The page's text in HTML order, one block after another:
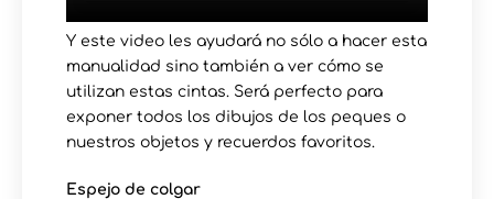
Y este video les ayudará no sólo a hacer esta
manualidad sino también a ver cómo se
utilizan estas cintas. Será perfecto para
exponer todos los dibujos de los peques o
nuestros objetos y recuerdos favoritos.
Espejo de colgar